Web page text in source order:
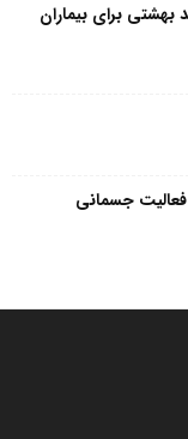
برای بیماران
جسمانی